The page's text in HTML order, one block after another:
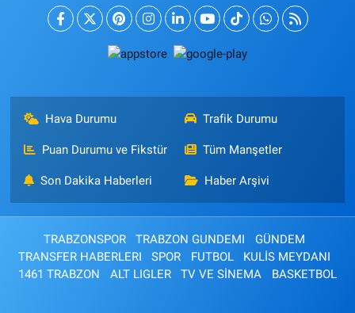
Hava Durumu Trafik Durumu
Puan Durumu ve Fikstür Tüm Manşetler
Son Dakika Haberleri Haber Arşivi
TRABZONSPOR TRABZON GUNDEMI
GÜNDEM
TRANSFER HABERLERI
SPOR FUTBOL
KULİS MEYDANI
1461 TRABZON
ALT LIGLER TV VE SİNEMA BASKETBOL